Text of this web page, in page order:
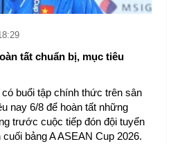
tất chuẩn bị, mục tiêu
buổi tập chính thức trên sân
nay 6/8 để hoàn tất những
trước cuộc tiếp đón đội tuyển
bảng A ASEAN Cup 2026.